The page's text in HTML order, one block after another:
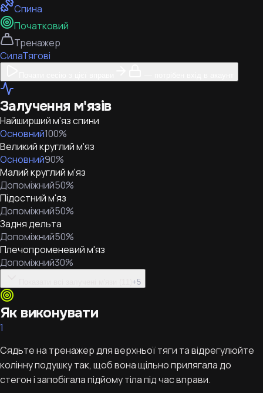
Спина
Початковий
Тренажер
СилаТягові
Залучення м'язів
Найширший м'яз спини
Основний100%
Великий круглий м'яз
Основний90%
Малий круглий м'яз
Допоміжний50%
Підостний м'яз
Допоміжний50%
Задня дельта
Допоміжний50%
Плечопроменевий м'яз
Допоміжний30%
+5
Як виконувати
1
Сядьте на тренажер для верхньої тяги та відрегулюйте
колінну подушку так, щоб вона щільно прилягала до
стегон і запобігала підйому тіла під час вправи.